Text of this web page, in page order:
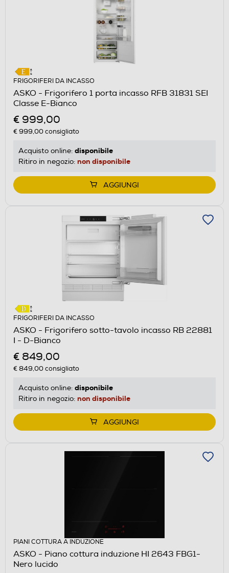
FRIGORIFERI DA INCASSO
ASKO - Frigorifero 1 porta incasso RFB 31831 SEI
Classe E-Bianco
€ 999,00
€ 999,00consigliato
Acquisto online: disponibile
Ritiro in negozio: non disponibile
AGGIUNGI
FRIGORIFERI DA INCASSO
ASKO - Frigorifero sotto-tavolo incasso RB 22881
I - D-Bianco
€ 849,00
€ 849,00consigliato
Acquisto online: disponibile
Ritiro in negozio: non disponibile
AGGIUNGI
PIANI COTTURA A INDUZIONE
ASKO - Piano cottura induzione HI 2643 FBG1-
Nero lucido